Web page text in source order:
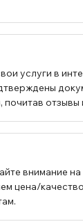
услуги в
отзывы
внимание
цена/